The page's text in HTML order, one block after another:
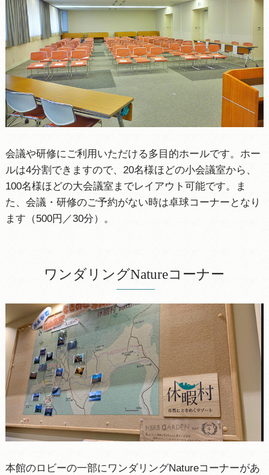
会議や研修にご利用いただける多目的ホールです。ホー
ルは4分割できますので、20名様ほどの小会議室から、
100名様ほどの大会議室までレイアウト可能です。ま
た、会議・研修のご予約がない時は卓球コーナーとなり
ます（500円／30分）。
ワンダリングNatureコーナー
本館のロビーの一部にワンダリングNatureコーナーがあ